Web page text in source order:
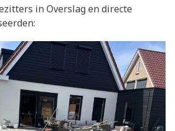
in Overslag en directe